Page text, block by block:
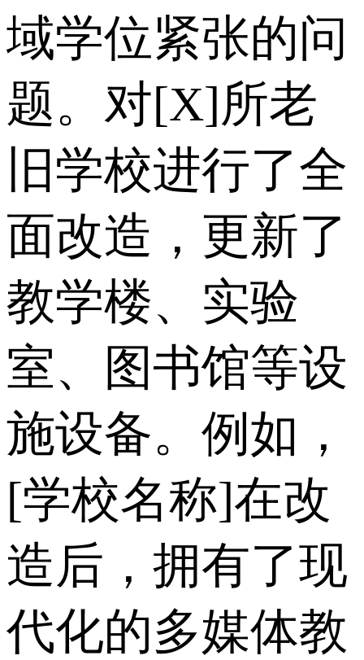
域学位紧张的问
题。对[X]所老
旧学校进行了全
面改造，更新了
教学楼、实验
室、图书馆等设
施设备。例如，
[学校名称]在改
造后，拥有了现
代化的多媒体教